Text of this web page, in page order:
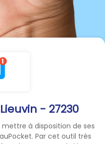
- 27230
à disposition de ses
Par cet outil très